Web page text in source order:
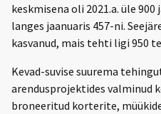
keskmisena oli 2021.a. üle 900
langes jaanuaris 457-ni.
kasvanud, mais tehti ligi 950
Kevad-suvise suurema
arendusprojektides valminud
broneeritud korterite,